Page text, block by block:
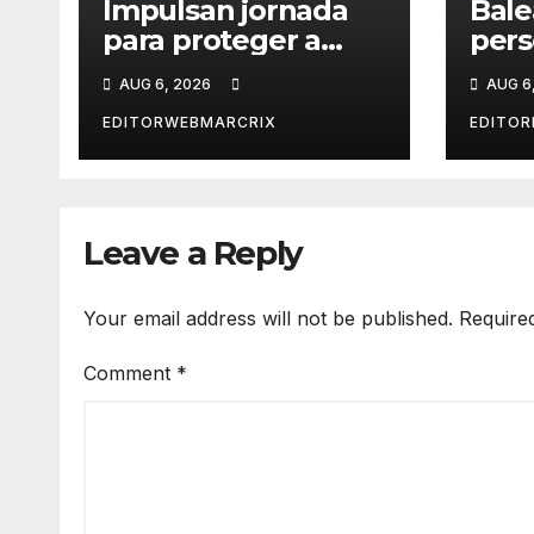
Impulsan jornada
para proteger a
fraudes en Cancún
AUG 6, 2026
EDITORWEBMARCRIX
AUG
Leave a Reply
Your email address will not be published.
Comment *